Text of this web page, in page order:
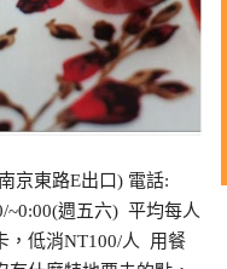
京東路E出口) 電話:
~0:00(週五六) 平均每人
，低消NT100/人 用餐